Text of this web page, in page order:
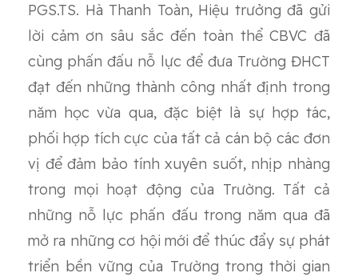
PGS.TS. Hà Thanh Toàn, Hiệu trưởng đã gửi
lời cảm ơn sâu sắc đến toàn thể CBVC đã
cùng phấn đấu nỗ lực để đưa Trường ĐHCT
đạt đến những thành công nhất định trong
năm học vừa qua, đặc biệt là sự hợp tác,
phối hợp tích cực của tất cả cán bộ các đơn
vị để đảm bảo tính xuyên suốt, nhịp nhàng
trong mọi hoạt động của Trường. Tất cả
những nỗ lực phấn đấu trong năm qua đã
mở ra những cơ hội mới để thúc đẩy sự phát
triển bền vững của Trường trong thời gian